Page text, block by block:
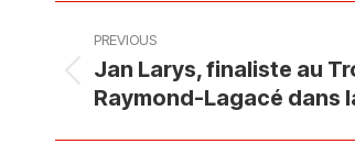
navigation
PREVIOUS
Previous
post:
Jan Larys, finaliste au
Raymond-Lagacé dans